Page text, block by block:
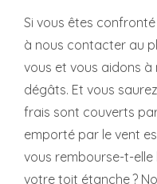
Si vous êtes
à nous contacter au
vous et vous aidons
dégâts. Et vous
frais sont couverts
emporté par le vent
vous rembourse-t-
votre toit étanche ?